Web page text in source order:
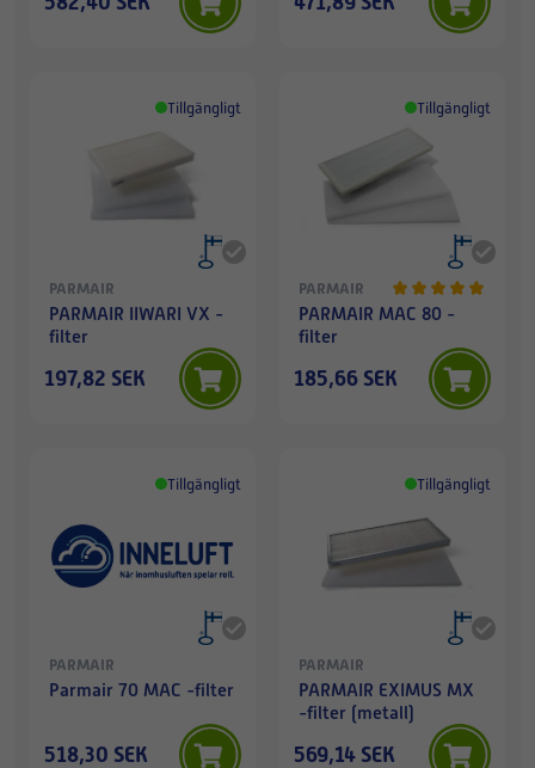
Tillgängligt
PARMAIR
PARMAIR IIWARI VX -
filter
197,82 SEK
Tillgängligt
PARMAIR
PARMAIR MAC 80 -
filter
185,66 SEK
Tillgängligt
PARMAIR
Parmair 70 MAC -filter
518,30 SEK
Tillgängligt
PARMAIR
PARMAIR EXIMUS MX
-filter (metall)
569,14 SEK